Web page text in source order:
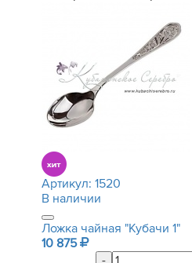
Артикул: 1520
В наличии
Ложка чайная "Кубачи 1"
10 875